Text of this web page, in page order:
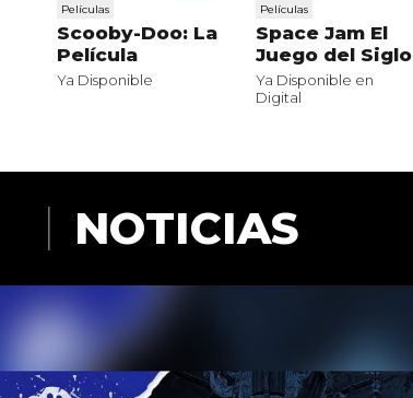
Películas
Scooby-Doo: La
Película
Ya Disponible
Películas
Space Jam El
Juego del Siglo
Ya Disponible en
Digital
NOTICIAS